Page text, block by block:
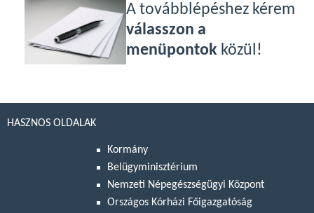
A továbblépéshez kérem
válasszon a
menüpontokközül!
HASZNOS OLDALAK
Kormány
Belügyminisztérium
Nemzeti Népegészségügyi Központ
Országos Kórházi Főigazgatóság